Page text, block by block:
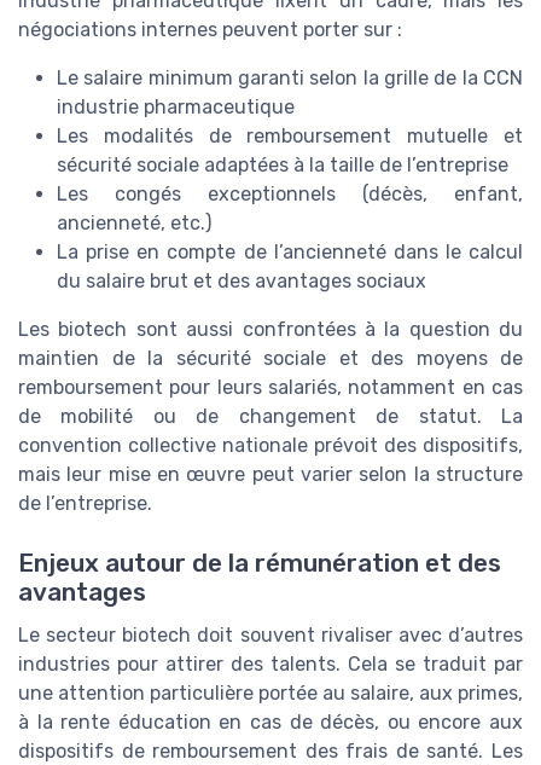
négociations internes peuvent porter sur :
Le salaire minimum garanti selon la grille de la CCN
industrie pharmaceutique
Les modalités de remboursement mutuelle et
sécurité sociale adaptées à la taille de l’entreprise
Les congés exceptionnels (décès, enfant,
ancienneté, etc.)
La prise en compte de l’ancienneté dans le calcul
du salaire brut et des avantages sociaux
Les biotech sont aussi confrontées à la question du
maintien de la sécurité sociale et des moyens de
remboursement pour leurs salariés, notamment en cas
de mobilité ou de changement de statut. La
convention collective nationale prévoit des dispositifs,
mais leur mise en œuvre peut varier selon la structure
de l’entreprise.
Enjeux autour de la rémunération et des
avantages
Le secteur biotech doit souvent rivaliser avec d’autres
industries pour attirer des talents. Cela se traduit par
une attention particulière portée au salaire, aux primes,
à la rente éducation en cas de décès, ou encore aux
dispositifs de remboursement des frais de santé. Les